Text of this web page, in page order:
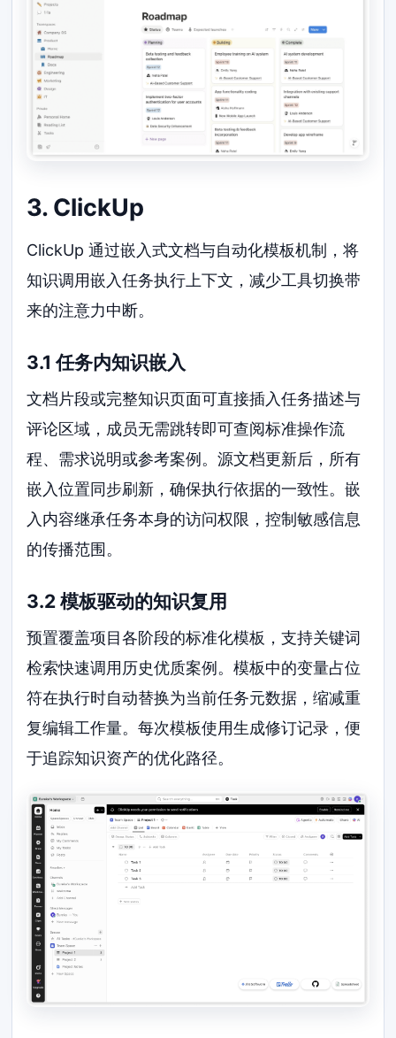
3. ClickUp
ClickUp 通过嵌入式文档与自动化模板机制，将
知识调用嵌入任务执行上下文，减少工具切换带
来的注意力中断。
3.1 任务内知识嵌入
文档片段或完整知识页面可直接插入任务描述与
评论区域，成员无需跳转即可查阅标准操作流
程、需求说明或参考案例。源文档更新后，所有
嵌入位置同步刷新，确保执行依据的一致性。嵌
入内容继承任务本身的访问权限，控制敏感信息
的传播范围。
3.2 模板驱动的知识复用
预置覆盖项目各阶段的标准化模板，支持关键词
检索快速调用历史优质案例。模板中的变量占位
符在执行时自动替换为当前任务元数据，缩减重
复编辑工作量。每次模板使用生成修订记录，便
于追踪知识资产的优化路径。